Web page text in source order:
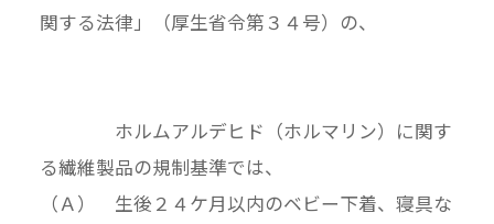
関する法律」（厚生省令第３４号）の、
ホルムアルデヒド（ホルマリン）に関す
る繊維製品の規制基準では、
（Ａ） 生後２４ケ月以内のベビー下着、寝具な